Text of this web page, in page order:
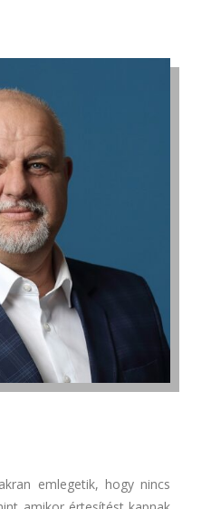
emlegetik, hogy nincs